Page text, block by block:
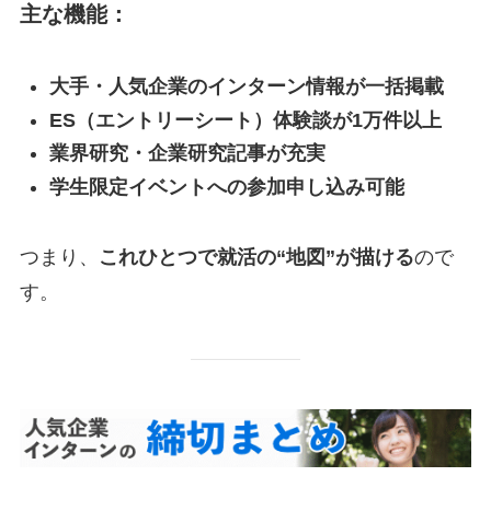
主な機能：
大手・人気企業のインターン情報が一括掲載
ES（エントリーシート）体験談が1万件以上
業界研究・企業研究記事が充実
学生限定イベントへの参加申し込み可能
つまり、 これひとつで就活の“地図”が描けるので
す。